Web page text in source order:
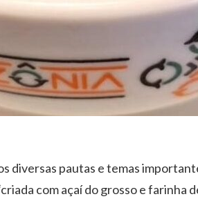
diversas pautas e temas
com açaí do grosso e